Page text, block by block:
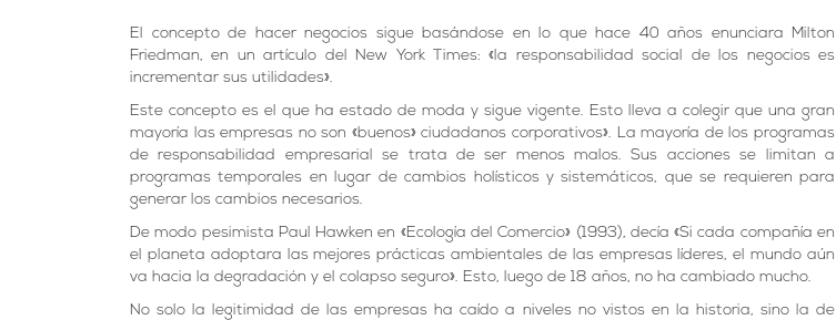
El concepto de hacer negocios sigue basándose en lo que hace 40 años enunciara Milton
Friedman, en un artículo del New York Times: «la responsabilidad social de los negocios es
incrementar sus utilidades».
Este concepto es el que ha estado de moda y sigue vigente. Esto lleva a colegir que una gran
mayoría las empresas no son «buenos» ciudadanos corporativos». La mayoría de los programas
de responsabilidad empresarial se trata de ser menos malos. Sus acciones se limitan a
programas temporales en lugar de cambios holísticos y sistemáticos, que se requieren para
generar los cambios necesarios.
De modo pesimista Paul Hawken en «Ecología del Comercio» (1993), decía «Si cada compañía en
el planeta adoptara las mejores prácticas ambientales de las empresas líderes, el mundo aún
va hacia la degradación y el colapso seguro». Esto, luego de 18 años, no ha cambiado mucho.
No solo la legitimidad de las empresas ha caído a niveles no vistos en la historia, sino la de